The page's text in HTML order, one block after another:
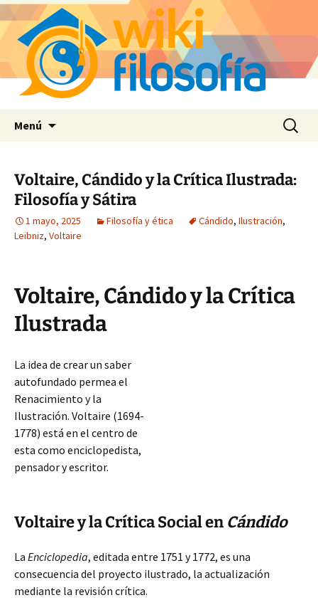
Menú Buscar:
Voltaire, Cándido y la Crítica Ilustrada:
Filosofía y Sátira
1 mayo, 2025 Filosofía y ética Cándido, Ilustración,
Leibniz, Voltaire
Voltaire, Cándido y la Crítica
Ilustrada
La idea de crear un saber
autofundado permea el
Renacimiento y la
Ilustración. Voltaire (1694-
1778) está en el centro de
esta como enciclopedista,
pensador y escritor.
Voltaire y la Crítica Social en Cándido
La Enciclopedia, editada entre 1751 y 1772, es una
consecuencia del proyecto ilustrado, la actualización
mediante la revisión crítica.